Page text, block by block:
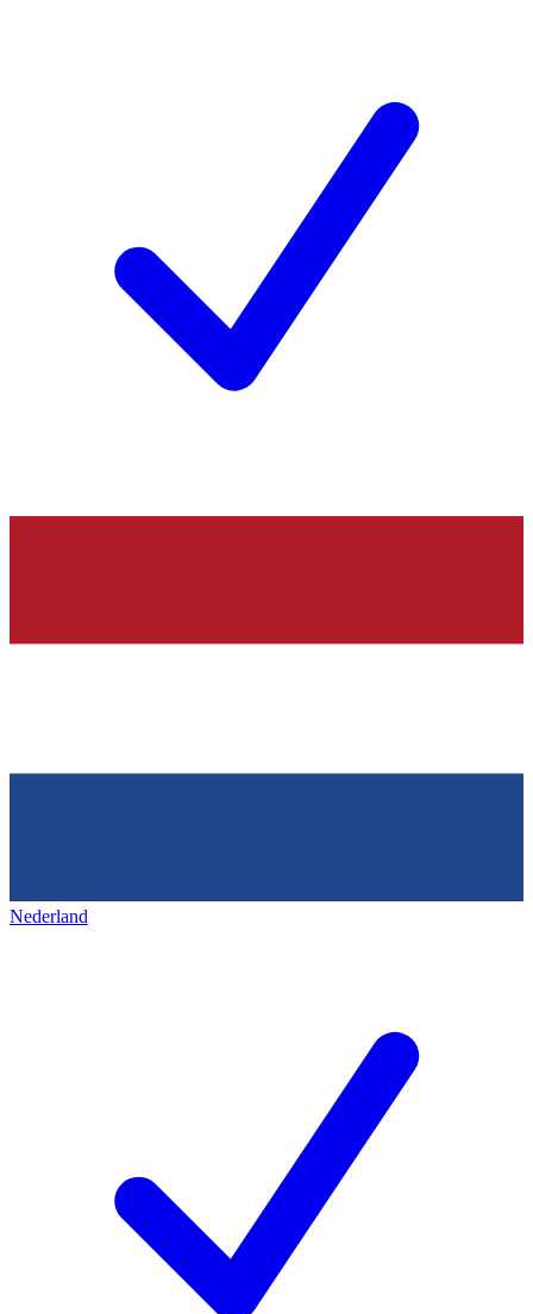
Nederland